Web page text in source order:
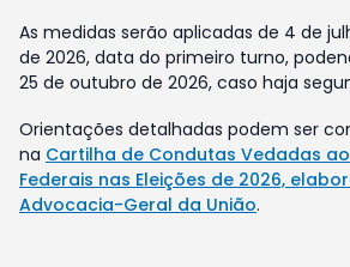
As medidas serão aplicadas de 4 de
de 2026, data do primeiro turno,
25 de outubro de 2026, caso haja
Orientações detalhadas podem ser
na Cartilha de Condutas Vedadas
Federais nas Eleições de 2026,
Advocacia-Geral da União.